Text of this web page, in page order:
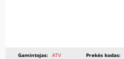
Gamintojas: ATV Prekės kodas: